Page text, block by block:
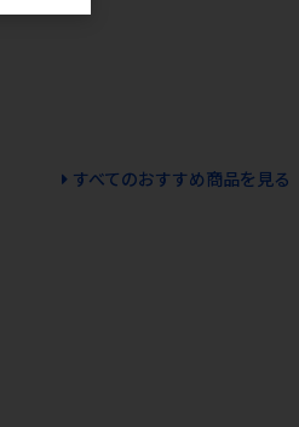
すべてのおすすめ商品を見る